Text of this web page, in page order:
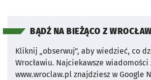
BĄDŹ NA BIEŻĄCO Z
Kliknij „obserwuj”, aby wiedzieć, co
Wrocławiu. Najciekawsze wiadomości
www.wroclaw.pl znajdziesz w Google